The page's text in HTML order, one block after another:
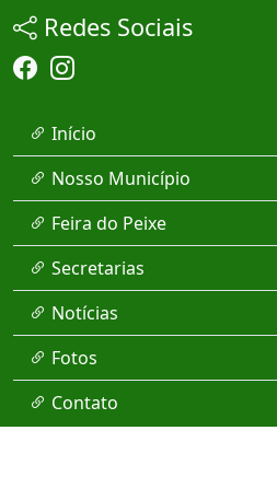
Redes Sociais
Início
Nosso Município
Feira do Peixe
Secretarias
Notícias
Fotos
Contato